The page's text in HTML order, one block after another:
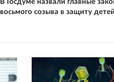
В Госдуме назвали главные
восьмого созыва в защиту детей